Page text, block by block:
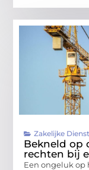
Zakelijke
Bekneld op
rechten bij
Een ongeluk op